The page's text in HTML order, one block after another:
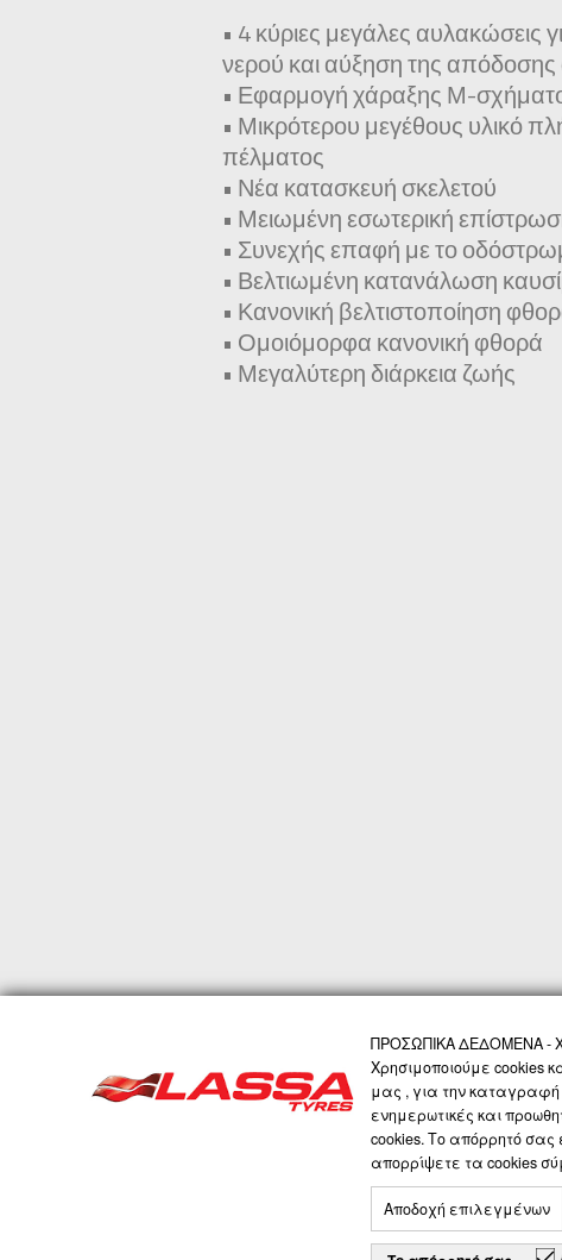
• 4 κύριες μεγάλες αυλακώσεις
νερού και αύξηση της
• Εφαρμογή χάραξης Μ-
• Μικρότερου μεγέθους υλικό
πέλματος
• Νέα κατασκευή σκελετού
• Μειωμένη εσωτερική
• Συνεχής επαφή με το
• Βελτιωμένη κατανάλωση
• Κανονική βελτιστοποίηση
• Ομοιόμορφα κανονική φθορά
• Μεγαλύτερη διάρκεια ζωής
ΠΡΟΪΟΝΤΑ
LASSA COMPANY
ΠΡΟΣΩΠΙΚΑ ΔΕΔΟΜΕΝΑ -
Χρησιμοποιούμε cookies
μας , για την καταγραφή
ενημερωτικές και
cookies. Το απόρρητό
απορρίψετε τα cookies
Αποδοχή επιλεγμένων